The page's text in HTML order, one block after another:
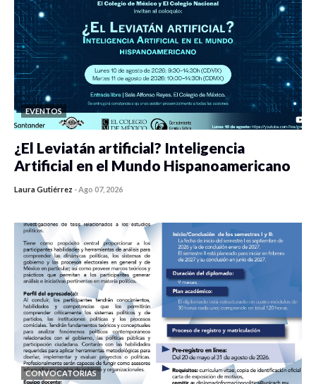
EVENTOS
¿El Leviatán artificial? Inteligencia
Artificial en el Mundo Hispanoamericano
Laura Gutiérrez -Ago 07, 2026
CONVOCATORIAS